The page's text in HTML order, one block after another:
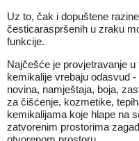
Uz to, čak i dopuštene
česticaraspršenih u zraku
funkcije.
Najčešće je provjetravanje u
kemikalije vrebaju odasvud
novina, namještaja, boja,
za čišćenje, kozmetike,
kemikalijama koje hlape na
zatvorenim prostorima